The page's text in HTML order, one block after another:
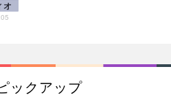
オ
ックアップ